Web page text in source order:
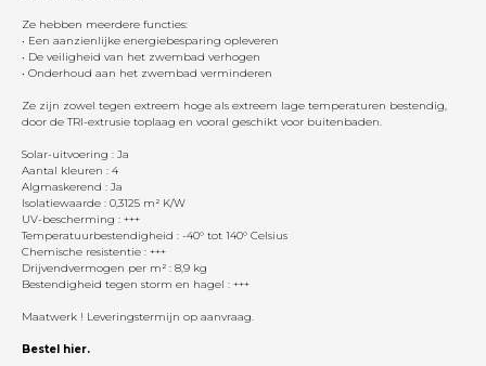
Ze hebben meerdere functies:
• Een aanzienlijke energiebesparing opleveren
• De veiligheid van het zwembad verhogen
• Onderhoud aan het zwembad verminderen
Ze zijn zowel tegen extreem hoge als extreem lage temperaturen bestendig,
door de TRI-extrusie toplaag en vooral geschikt voor buitenbaden.
Solar-uitvoering : Ja
Aantal kleuren : 4
Algmaskerend : Ja
Isolatiewaarde : 0,3125 m² K/W
UV-bescherming : +++
Temperatuurbestendigheid : -40° tot 140° Celsius
Chemische resistentie : +++
Drijvendvermogen per m² : 8,9 kg
Bestendigheid tegen storm en hagel : +++
Maatwerk ! Leveringstermijn op aanvraag.
Bestel hier.